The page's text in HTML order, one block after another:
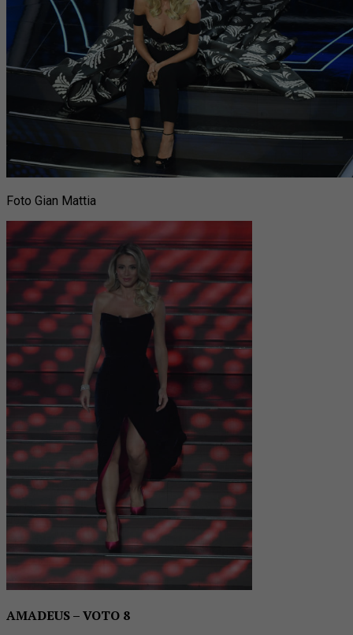
Foto Gian Mattia
AMADEUS – VOTO 8